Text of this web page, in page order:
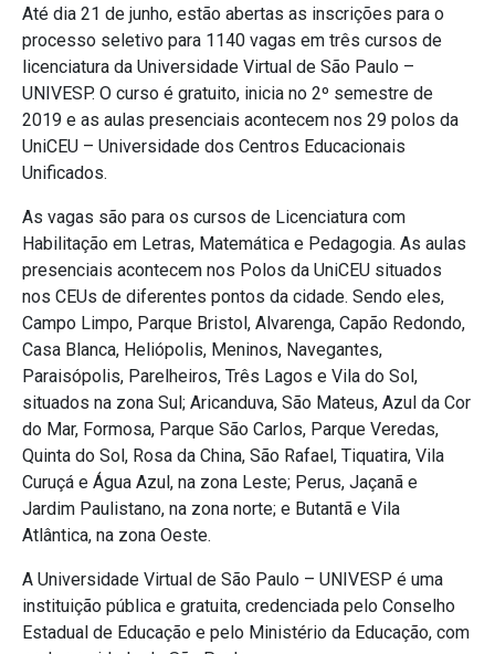
Até dia 21 de junho, estão abertas as inscrições para o
processo seletivo para 1140 vagas em três cursos de
licenciatura da Universidade Virtual de São Paulo –
UNIVESP. O curso é gratuito, inicia no 2º semestre de
2019 e as aulas presenciais acontecem nos 29 polos da
UniCEU – Universidade dos Centros Educacionais
Unificados.
As vagas são para os cursos de Licenciatura com
Habilitação em Letras, Matemática e Pedagogia. As aulas
presenciais acontecem nos Polos da UniCEU situados
nos CEUs de diferentes pontos da cidade. Sendo eles,
Campo Limpo, Parque Bristol, Alvarenga, Capão Redondo,
Casa Blanca, Heliópolis, Meninos, Navegantes,
Paraisópolis, Parelheiros, Três Lagos e Vila do Sol,
situados na zona Sul; Aricanduva, São Mateus, Azul da Cor
do Mar, Formosa, Parque São Carlos, Parque Veredas,
Quinta do Sol, Rosa da China, São Rafael, Tiquatira, Vila
Curuçá e Água Azul, na zona Leste; Perus, Jaçanã e
Jardim Paulistano, na zona norte; e Butantã e Vila
Atlântica, na zona Oeste.
A Universidade Virtual de São Paulo – UNIVESP é uma
instituição pública e gratuita, credenciada pelo Conselho
Estadual de Educação e pelo Ministério da Educação, com